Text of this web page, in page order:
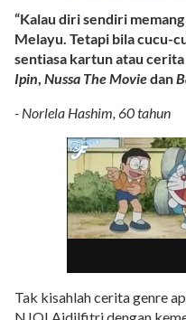
“Kalau diri sendiri
Melayu. Tetapi bila cucu-
sentiasa kartun atau
Ipin, Nussa The Moviedan
- Norlela Hashim, 60 tahun
Tak kisahlah cerita genre